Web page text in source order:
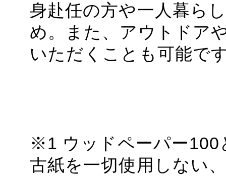
身赴任の方や一人暮ら
め。また、アウトドア
いただくことも可能で
※1 ウッドペーパー100
古紙を一切使用しない